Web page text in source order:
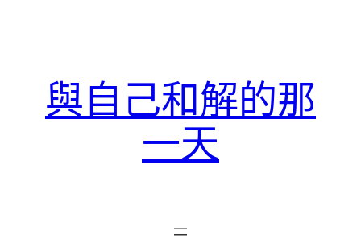
與自己和解的那
一天